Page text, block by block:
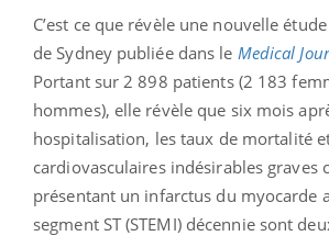
C’est ce que révèle une nouvelle
de Sydney publiée dans le Medical
Portant sur 2 898 patients (2 183
hommes), elle révèle que six mois
hospitalisation, les taux de mortalité
cardiovasculaires indésirables graves
présentant un infarctus du myocarde
segment ST (STEMI) décennie sont